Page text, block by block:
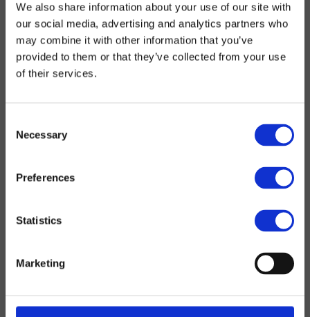
We also share information about your use of our site with
our social media, advertising and analytics partners who
may combine it with other information that you’ve
provided to them or that they’ve collected from your use
of their services.
Selection
Necessary
Preferences
Statistics
Marketing